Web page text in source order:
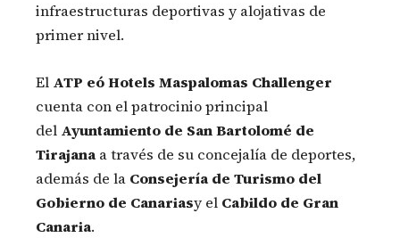
infraestructuras deportivas y alojativas de
primer nivel.
El ATP eó Hotels Maspalomas Challenger
cuenta con el patrocinio principal
del Ayuntamiento de San Bartolomé de
Tirajana a través de su concejalía de deportes,
además de la Consejería de Turismo del
Gobierno de Canariasy el Cabildo de Gran
Canaria.